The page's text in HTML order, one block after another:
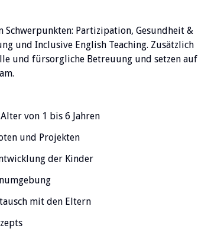
Partizipation, Gesundheit &
und Inclusive English Teaching. Zusätzlich
und fürsorgliche Betreuung und setzen auf
von 1 bis 6 Jahren
und Projekten
der Kinder
mit den Eltern